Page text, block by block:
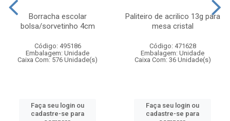
Borracha escolar
bolsa/sorvetinho 4cm
Código: 495186
Embalagem: Unidade
Caixa Com: 576 Unidade(s)
Faça seu login ou
cadastre-se para
Paliteiro de acrilico 13g para
mesa cristal
Código: 471628
Embalagem: Unidade
Caixa Com: 36 Unidade(s)
Faça seu login ou
cadastre-se para